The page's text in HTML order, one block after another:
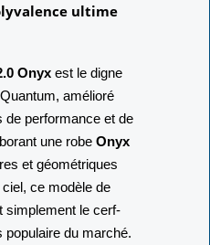
ultime
Onyx est le digne
amélioré
de performance et de
une robe Onyx
et géométriques
ce modèle de
simplement le cerf-
populaire du marché.